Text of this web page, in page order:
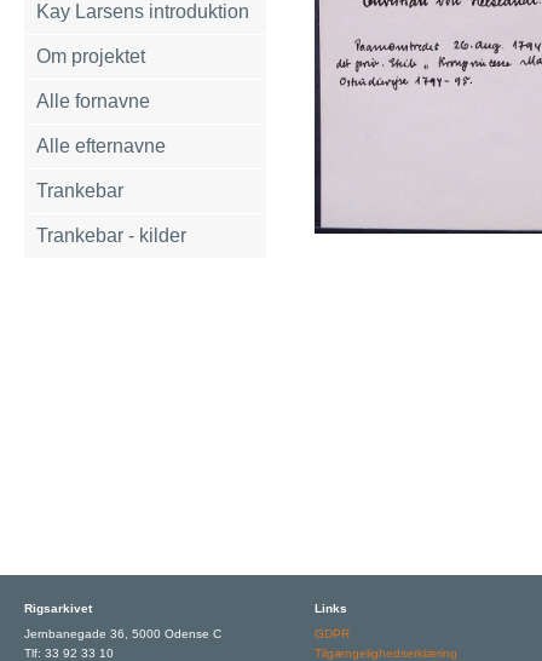
Kay Larsens introduktion
Om projektet
Alle fornavne
Alle efternavne
Trankebar
Trankebar - kilder
Rigsarkivet
Jernbanegade 36, 5000 Odense C
Tlf: 33 92 33 10
Links
GDPR
Tilgængelighedserklæring